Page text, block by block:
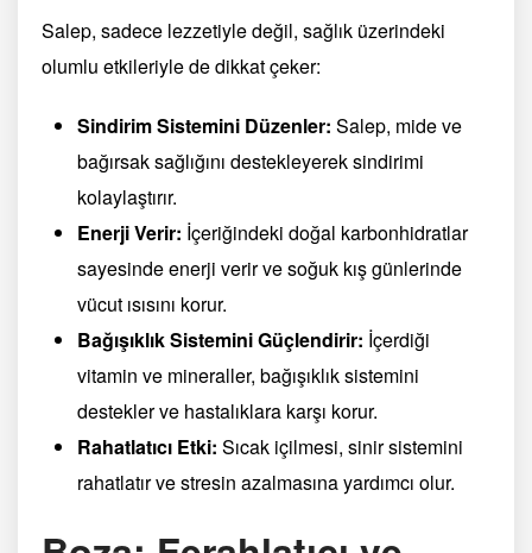
Salep, sadece lezzetiyle değil, sağlık üzerindeki
olumlu etkileriyle de dikkat çeker:
Sindirim Sistemini Düzenler: Salep, mide ve
bağırsak sağlığını destekleyerek sindirimi
kolaylaştırır.
Enerji Verir: İçeriğindeki doğal karbonhidratlar
sayesinde enerji verir ve soğuk kış günlerinde
vücut ısısını korur.
Bağışıklık Sistemini Güçlendirir: İçerdiği
vitamin ve mineraller, bağışıklık sistemini
destekler ve hastalıklara karşı korur.
Rahatlatıcı Etki: Sıcak içilmesi, sinir sistemini
rahatlatır ve stresin azalmasına yardımcı olur.